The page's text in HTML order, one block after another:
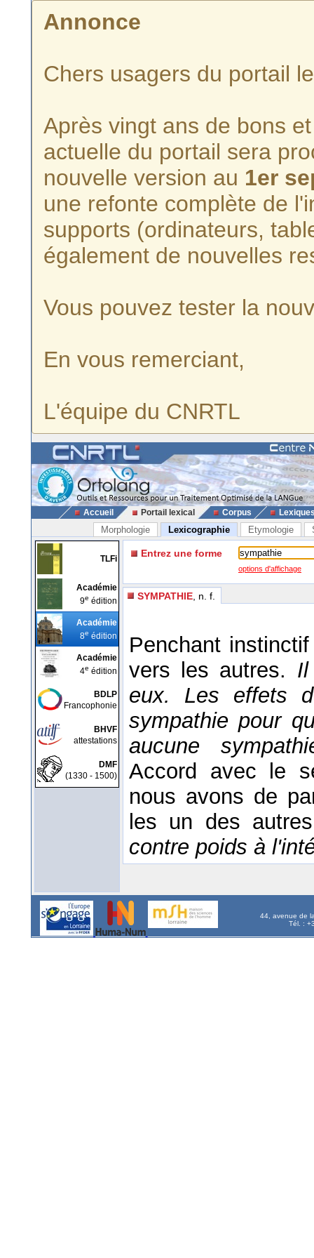
Annonce
Chers usagers du portail
Après vingt ans de bons
actuelle du portail sera
nouvelle version au 1er
une refonte complète de
supports (ordinateurs,
également de nouvelles
Vous pouvez tester la
En vous remerciant,
L'équipe du CNRTL
Accueil Portail lexical Corpus
Morphologie Lexicographie Etymologie
TLFi
Académie
9e édition
Académie
8e édition
Académie
4e édition
BDLP
Francophonie
BHVF
attestations
DMF
(1330 - 1500)
Entrez une forme
options d'affichage
SYMPATHIE , n. f.
Penchant
vers les autres.
eux. Les effets
sympathie pour
aucune
Accord avec le
nous avons de
les un des
contre poids à
44, avenue de
Tél. :